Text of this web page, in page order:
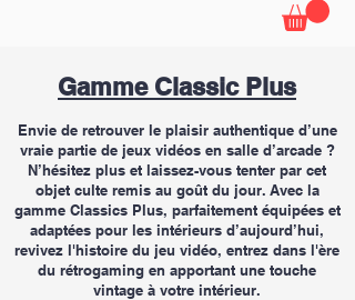
Gamme Classic Plus
Envie de retrouver le plaisir authentique d’une
vraie partie de jeux vidéos en salle d’arcade ?
N’hésitez plus et laissez-vous tenter par cet
objet culte remis au goût du jour. Avec la
gammeClassics Plus, parfaitement équipées et
adaptées pour les intérieurs d’aujourd’hui,
revivez l'histoire du jeu vidéo, entrez dans l'ère
du rétrogaming en apportant une touche
vintage à votre intérieur.